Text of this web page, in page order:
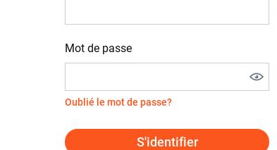
Mot de passe
Oublié le mot de passe?
S'identifier